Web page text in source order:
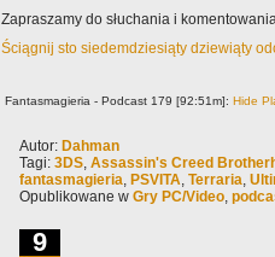
Zapraszamy do słuchania i
Ściągnij sto siedemdziesiąty dziewiąty
Fantasmagieria - Podcast 179 [92:51m]: Hide
Autor: Dahman
Tagi: 3DS, Assassin's Creed
fantasmagieria, PSVITA, Terraria,
Opublikowane w Gry PC/Video,
9